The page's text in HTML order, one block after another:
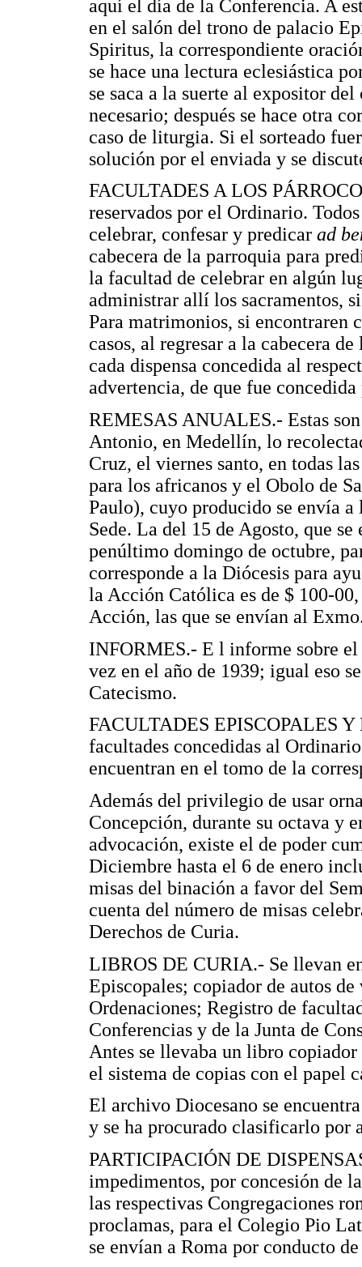
aquí el día de la Conferencia. A
en el salón del trono de palacio
Spiritus, la correspondiente
se hace una lectura eclesiástica
se saca a la suerte al expositor
necesario; después se hace otra
caso de liturgia. Si el sorteado
solución por el enviada y se
FACULTADES A LOS
reservados por el Ordinario.
celebrar, confesar y predicar ad
cabecera de la parroquia para
la facultad de celebrar en algún
administrar allí los sacramentos,
Para matrimonios, si encontraren
casos, al regresar a la cabecera
cada dispensa concedida al
advertencia, de que fue
REMESAS ANUALES.- Estas
Antonio, en Medellín, lo
Cruz, el viernes santo, en todas
para los africanos y el Obolo de
Paulo), cuyo producido se envía
Sede. La del 15 de Agosto, que
penúltimo domingo de octubre,
corresponde a la Diócesis para
la Acción Católica es de $ 100-
Acción, las que se envían al
INFORMES.- E l informe sobre
vez en el año de 1939; igual eso
Catecismo.
FACULTADES EPISCOPALES
facultades concedidas al
encuentran en el tomo de la
Además del privilegio de usar
Concepción, durante su octava y
advocación, existe el de poder
Diciembre hasta el 6 de enero
misas del binación a favor del
cuenta del número de misas
Derechos de Curia.
LIBROS DE CURIA.- Se llevan
Episcopales; copiador de autos
Ordenaciones; Registro de
Conferencias y de la Junta de
Antes se llevaba un libro
el sistema de copias con el papel
El archivo Diocesano se
y se ha procurado clasificarlo por
PARTICIPACIÓN DE
impedimentos, por concesión de
las respectivas Congregaciones
proclamas, para el Colegio Pio
se envían a Roma por conducto